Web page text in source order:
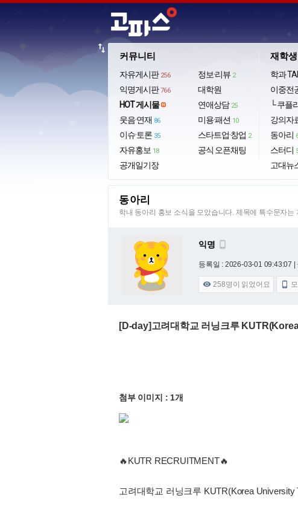
커뮤니티
자유게시판 256
익명게시판 766
HOT 게시물
웃음·연재 86
이슈·토론 35
자유홍보 18
공개일기장
정보·리뷰 2
대학원
연애상담 25
미용·패션 10
스타트업·창업 2
공식 오픈채팅
재학생
학과
이중전
└ 쿠플
강의자
동아리
스터디
고대뉴
import_export
동아리
학내 동아리 홍보 소식을 모았습니다. 제목에 특수문자는
익명 
등록일 : 2026-03-01 09:43:07
 258명이 읽었어요 
[D-day]고려대학교 러닝크루
첨부 이미지 : 1개
🔥KUTR RECRUITMENT🔥
고려대학교 러닝크루 KUTR(Korea